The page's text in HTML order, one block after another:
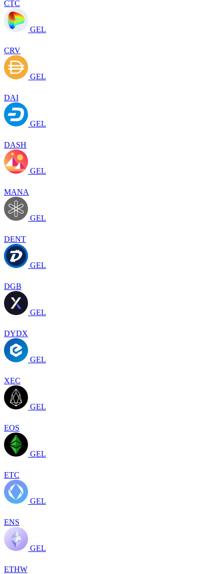
CTC
GEL
CRV
GEL
DAI
GEL
DASH
GEL
MANA
GEL
DENT
GEL
DGB
GEL
DYDX
GEL
XEC
GEL
EOS
GEL
ETC
GEL
ENS
GEL
ETHW